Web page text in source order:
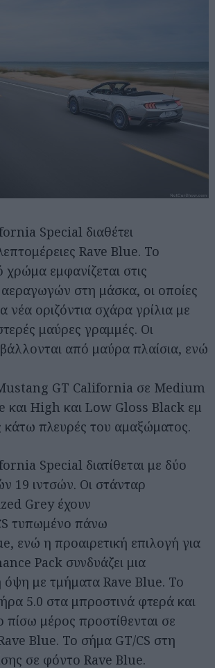
Special διαθέτει
Rave Blue. Το
χρώμα εμφανίζεται στις
στη μάσκα, οι οποίες
νέα οριζόντια σχάρα γρίλια με
μαύρες γραμμές. Οι
από μαύρα πλαίσια, ενώ
GT California σε Medium
και High και Low Gloss Black εμ
κάτω πλευρές του αμαξώματος.
Special διατίθεται με δύο
19 ιντσών. Οι στάνταρ
Grey έχουν
τυπωμένο πάνω
ενώ η προαιρετική επιλογή για
Pack συνδυάζει μια
όψη με τμήματα Rave Blue. Το
5.0 στα μπροστινά φτερά και
μέρος προστίθενται σε
Blue. Το σήμα GT/CS στη
σε φόντο Rave Blue.